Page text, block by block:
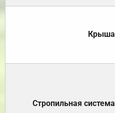
Крыша
Стропильная система